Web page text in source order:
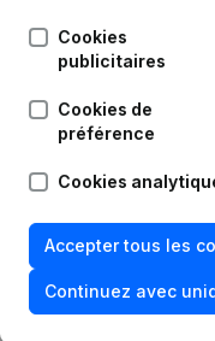
Date
22-12-2020
Questions
Cookies
publicitaires
Cookies de
préférence
Cookies
Accepter tous les
Continuez avec